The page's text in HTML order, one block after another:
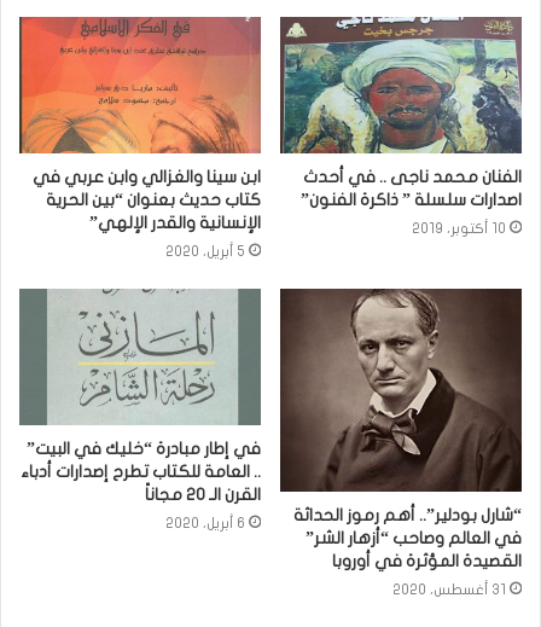
الفنان محمد ناجى .. في أحدث
اصدارات سلسلة ” ذاكرة الفنون”
10 أكتوبر، 2019
ابن سينا والغزالي وابن عربي في
كتاب حديث بعنوان “بين الحرية
الإنسانية والقدر الإلهي”
5 أبريل، 2020
“شارل بودلير”.. أهم رموز الحداثة
في العالم وصاحب “أزهار الشر”
القصيدة المؤثرة في أوروبا
31 أغسطس، 2020
في إطار مبادرة “خليك في البيت”
.. العامة للكتاب تطرح إصدارات أدباء
القرن الـ 20 مجاناً
6 أبريل، 2020